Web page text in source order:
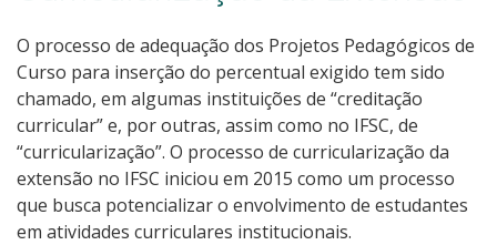
O processo de adequação dos Projetos Pedagógicos de
Curso para inserção do percentual exigido tem sido
chamado, em algumas instituições de “creditação
curricular” e, por outras, assim como no IFSC, de
“curricularização”. O processo de curricularização da
extensão no IFSC iniciou em 2015 como um processo
que busca potencializar o envolvimento de estudantes
em atividades curriculares institucionais.